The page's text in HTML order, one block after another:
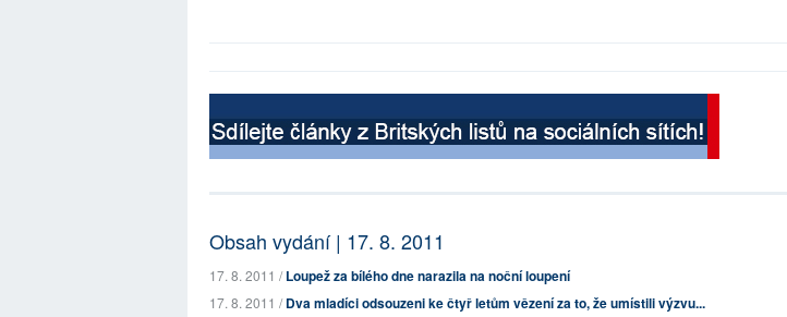
Obsah vydání | 17. 8. 2011
17. 8. 2011 /Loupež za bílého dne narazila na noční loupení
17. 8. 2011 /Dva mladíci odsouzeni ke čtyř letům vězení za to, že umístili výzvu...